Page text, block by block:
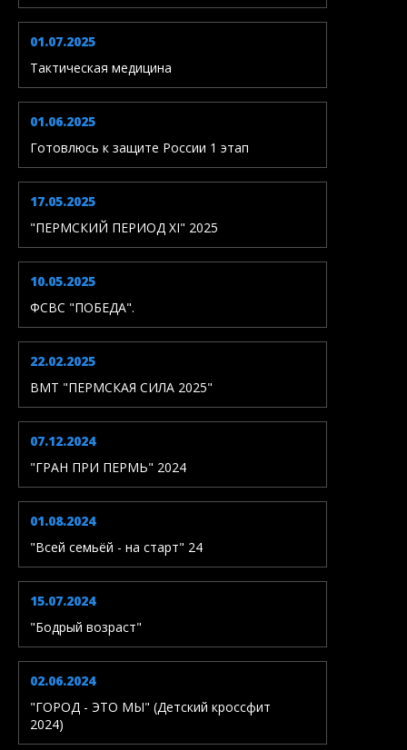
01.07.2025
Тактическая медицина
01.06.2025
Готовлюсь к защите России 1 этап
17.05.2025
"ПЕРМСКИЙ ПЕРИОД XI" 2025
10.05.2025
ФСВС "ПОБЕДА".
22.02.2025
ВМТ "ПЕРМСКАЯ СИЛА 2025"
07.12.2024
"ГРАН ПРИ ПЕРМЬ" 2024
01.08.2024
"Всей семьёй - на старт" 24
15.07.2024
"Бодрый возраст"
02.06.2024
"ГОРОД - ЭТО МЫ" (Детский кроссфит
2024)